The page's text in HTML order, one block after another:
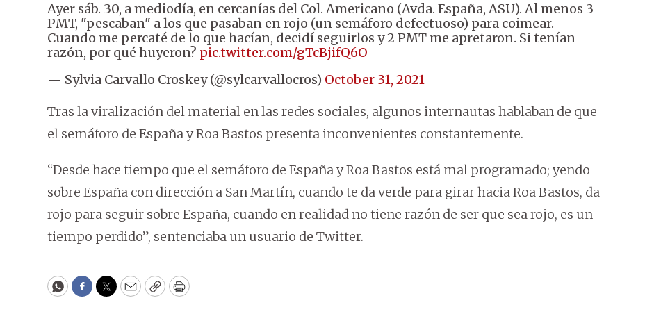
Ayer sáb. 30, a mediodía, en cercanías del Col. Americano (Avda. España, ASU). Al menos 3
PMT, "pescaban" a los que pasaban en rojo (un semáforo defectuoso) para coimear.
Cuando me percaté de lo que hacían, decidí seguirlos y 2 PMT me apretaron. Si tenían
razón, por qué huyeron? pic.twitter.com/gTcBjifQ6O
— Sylvia Carvallo Croskey (@sylcarvallocros) October 31, 2021
Tras la viralización del material en las redes sociales, algunos internautas hablaban de que
el semáforo de España y Roa Bastos presenta inconvenientes constantemente.
“Desde hace tiempo que el semáforo de España y Roa Bastos está mal programado; yendo
sobre España con dirección a San Martín, cuando te da verde para girar hacia Roa Bastos, da
rojo para seguir sobre España, cuando en realidad no tiene razón de ser que sea rojo, es un
tiempo perdido”, sentenciaba un usuario de Twitter.
WhatsApp
Facebook
Twitter
EmailCopyPrint